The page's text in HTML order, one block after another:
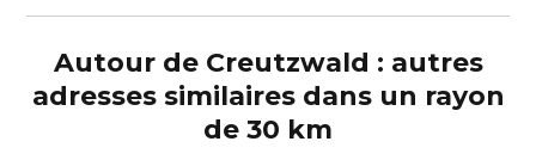
Autour de Creutzwald : autres
adresses similaires dans un rayon
de 30 km